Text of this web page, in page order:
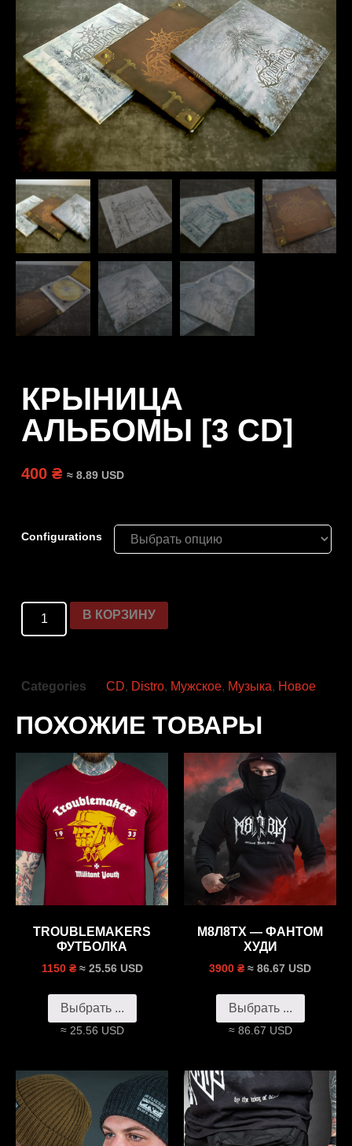
КРЫНИЦА
АЛЬБОМЫ [3 CD]
400 ₴ ≈ 8.89 USD
Configurations
В КОРЗИНУ
Categories CD, Distro, Мужское, Музыка, Новое
ПОХОЖИЕ ТОВАРЫ
TROUBLEMAKERS
ФУТБОЛКА
1150 ₴ ≈ 25.56 USD
Выбрать ...
≈ 25.56 USD
М8Л8ТХ — ФАНТОМ
ХУДИ
3900 ₴ ≈ 86.67 USD
Выбрать ...
≈ 86.67 USD